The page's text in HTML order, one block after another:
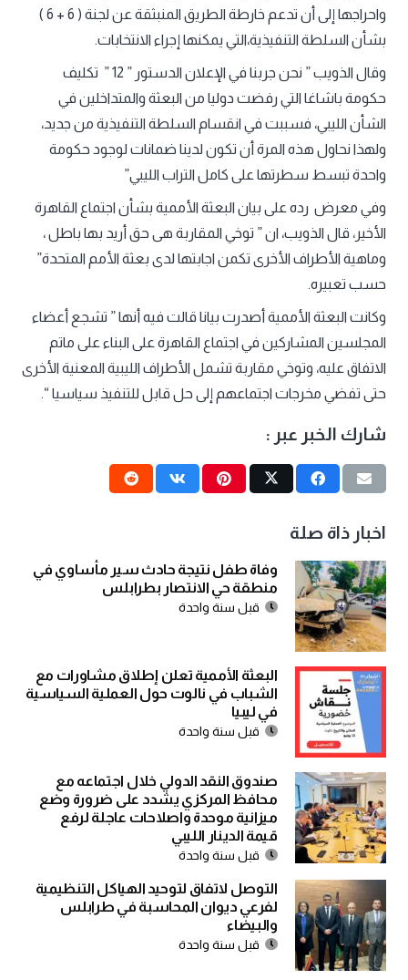
واحراجها إلى أن تدعم خارطة الطريق المنبثقة عن لجنة ( 6 + 6 )
بشأن السلطة التنفيذية،التي يمكنها إجراء الانتخابات.
وقال الذويب ” نحن جربنا في الإعلان الدستور ” 12 ” تكليف
حكومة باشاغا التي رفضت دوليا من البعثة والمتداخلين في
الشأن الليبي، فسببت في انقسام السلطة التنفيذية من جديد،
ولهذا نحاول هذه المرة أن تكون لدينا ضمانات لوجود حكومة
واحدة تبسط سطرتها على كامل التراب الليبي”
وفي معرض رده على بيان البعثة الأممية بشأن اجتماع القاهرة
الأخير، قال الذويب، ان ” توخي المقاربة هى حق أريد بها باطل ،
وماهية الأطراف الأخرى تكمن اجابتها لدى بعثة الأمم المتحدة”
حسب تعبيره.
وكانت البعثة الأممية أصدرت بيانا قالت فيه أنها ” تشجع أعضاء
المجلسين المشاركين في اجتماع القاهرة على البناء على ماتم
الاتفاق عليه، وتوخي مقاربة تشمل الأطراف الليبية المعنية الأخرى
حتى تفضي مخرجات اجتماعهم إلى حل قابل للتنفيذ سياسيا “.
شارك الخبر عبر :
اخبار ذاة صلة
وفاة طفل نتيجة حادث سير مأساوي في
منطقة حي الانتصار بطرابلس
قبل سنة واحدة
البعثة الأممية تعلن إطلاق مشاورات مع
الشباب في نالوت حول العملية السياسية
في ليبيا
قبل سنة واحدة
صندوق النقد الدولي خلال اجتماعه مع
محافظ المركزي يشدد على ضرورة وضع
ميزانية موحدة واصلاحات عاجلة لرفع
قيمة الدينار الليبي
قبل سنة واحدة
التوصل لاتفاق لتوحيد الهياكل التنظيمية
لفرعي ديوان المحاسبة في طرابلس
والبيضاء
قبل سنة واحدة